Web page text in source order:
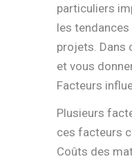
particuliers
les
projets. Dans
et vous
Facteurs
Plusieurs
ces facteurs
Coûts des